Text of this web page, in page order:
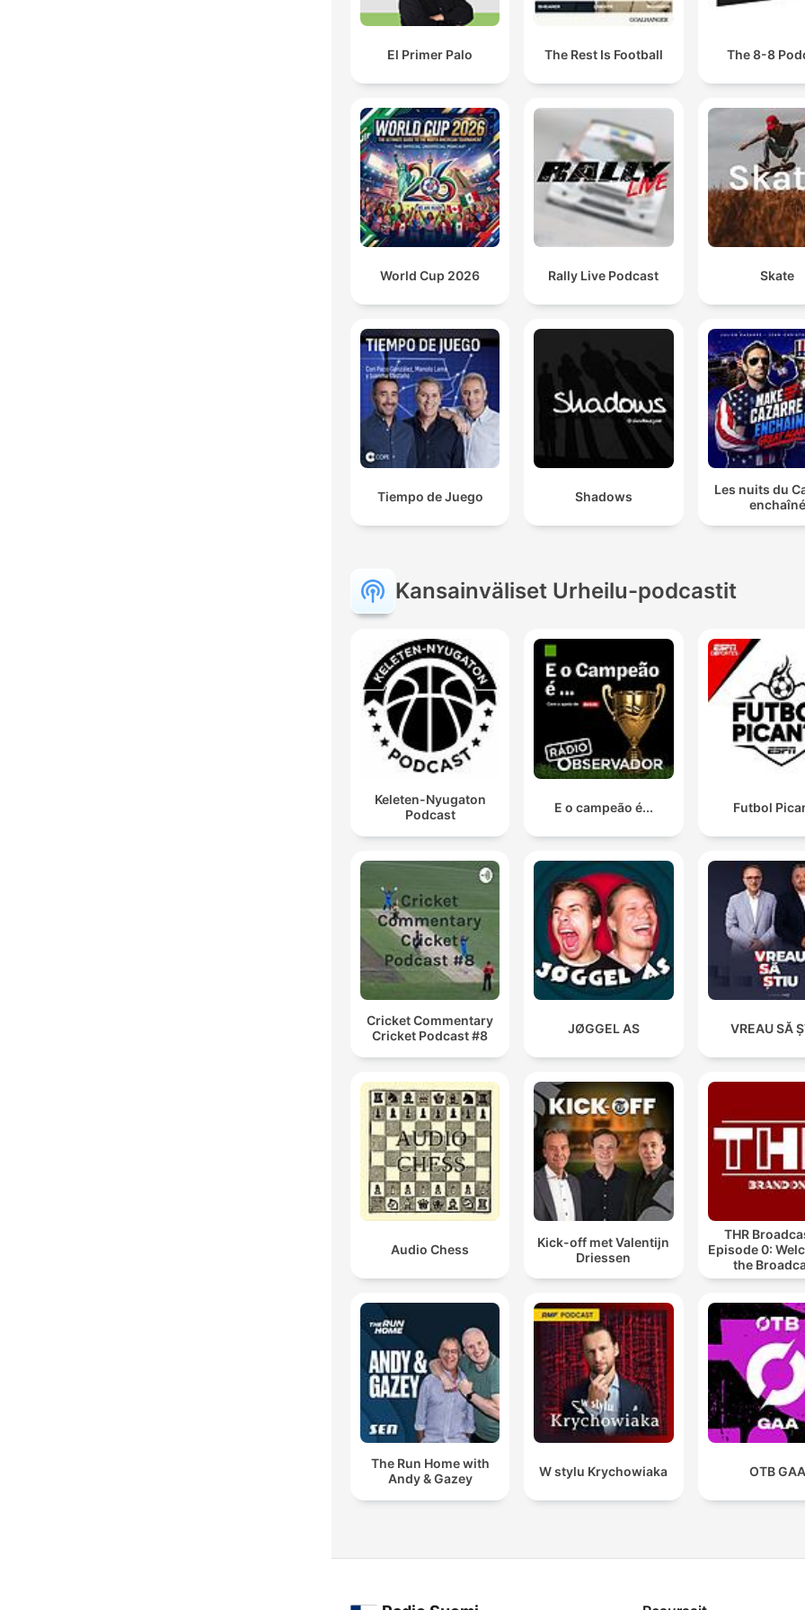
confidentialite pour plus
El Primer Palo The Rest Is Football The 8-8
World Cup 2026 Rally Live Podcast Skate
Tiempo de Juego Shadows
Les nuits du
enchaîné
Kansainväliset Urheilu-podcastit
Keleten-Nyugaton
Podcast
E o campeão é... Futbol
Cricket Commentary
Cricket Podcast #8
JØGGEL AS VREAU SĂ
Audio Chess
Kick-off met Valentijn
Driessen
THR
Episode 0:
the
The Run Home with
Andy & Gazey
W stylu Krychowiaka OTB GAA